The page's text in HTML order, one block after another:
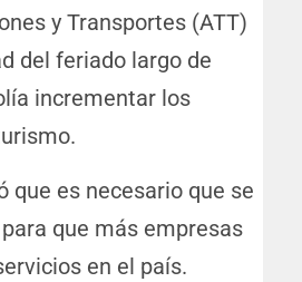
y Transportes (ATT)
del feriado largo de
incrementar los
que es necesario que se
que más empresas
en el país.